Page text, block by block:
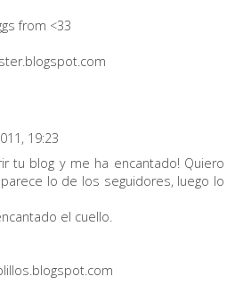
from <33
19:23
tu blog y me ha encantado! Quiero
lo de los seguidores, luego lo
el cuello.